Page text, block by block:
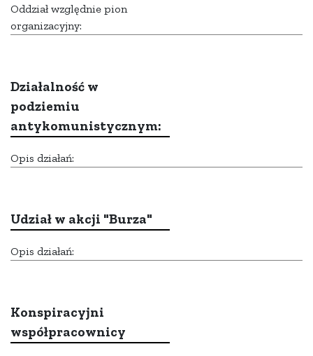
Oddział względnie pion
organizacyjny:
Działalność w
podziemiu
antykomunistycznym:
Opis działań:
Udział w akcji "Burza"
Opis działań:
Konspiracyjni
współpracownicy